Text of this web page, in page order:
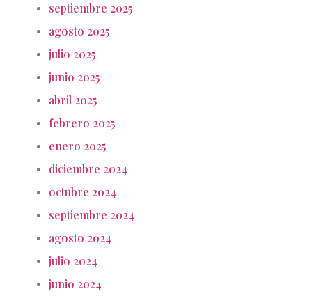
septiembre 2025
agosto 2025
julio 2025
junio 2025
abril 2025
febrero 2025
enero 2025
diciembre 2024
octubre 2024
septiembre 2024
agosto 2024
julio 2024
junio 2024